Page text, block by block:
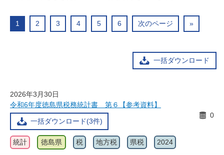
1 2 3 4 5 6 次のページ »
一括ダウンロード
2026年3月30日
令和6年度徳島県税務統計書 第６【参考資料】
一括ダウンロード(3件)
0
統計 徳島県 税 地方税 県税 2024